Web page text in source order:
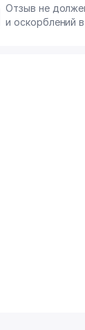
Отзыв не
и оскорблений